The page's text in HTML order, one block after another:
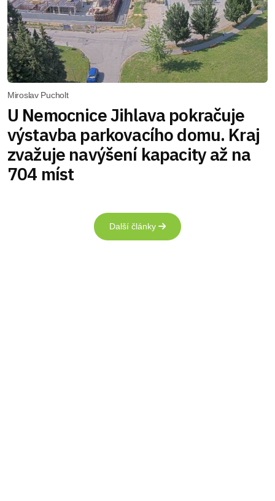
Miroslav Pucholt
U Nemocnice Jihlava pokračuje
výstavba parkovacího domu. Kraj
zvažuje navýšení kapacity až na
704 míst
Další články